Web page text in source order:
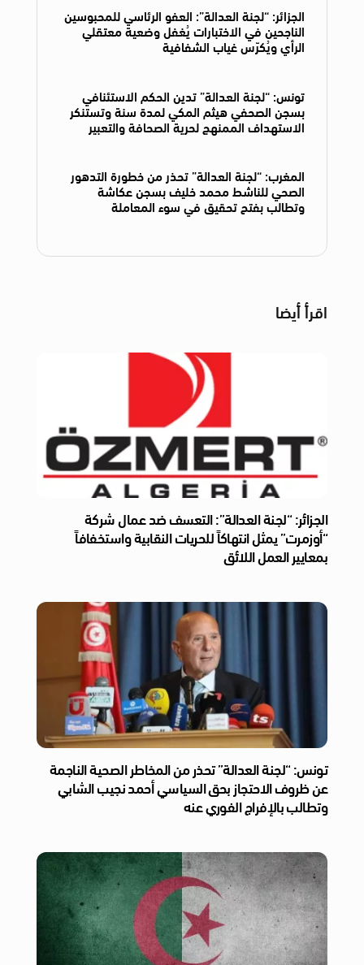
الجزائر: “لجنة العدالة”: العفو الرئاسي للمحبوسين
الناجحين في الاختبارات يُغفل وضعية معتقلي
الرأي ويُكرّس غياب الشفافية
تونس: “لجنة العدالة” تدين الحكم الاستئنافي
بسجن الصحفي هيثم المكي لمدة سنة وتستنكر
الاستهداف الممنهج لحرية الصحافة والتعبير
المغرب: “لجنة العدالة” تحذر من خطورة التدهور
الصحي للناشط محمد خليف بسجن عكاشة
وتطالب بفتح تحقيق في سوء المعاملة
اقرأ أيضا
الجزائر: “لجنة العدالة”: التعسف ضد عمال شركة
“أوزمرت” يمثل انتهاكاً للحريات النقابية واستخفافاً
بمعايير العمل اللائق
تونس: “لجنة العدالة” تحذر من المخاطر الصحية الناجمة
عن ظروف الاحتجاز بحق السياسي أحمد نجيب الشابي
وتطالب بالإفراج الفوري عنه